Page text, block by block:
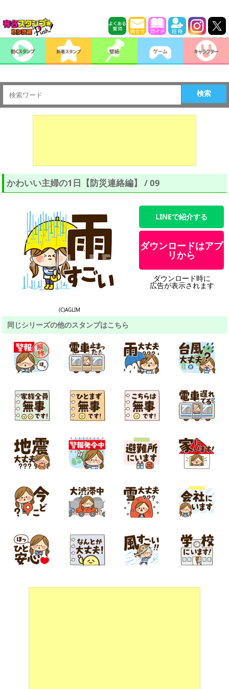
検索
かわいい主婦の1日【防災連絡編】 / 09
(C)AGLIM
LINEで紹介する
ダウンロードはアプ
リから
ダウンロード時に
広告が表示されます
同じシリーズの他のスタンプはこちら